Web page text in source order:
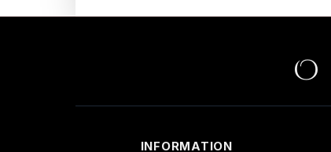
O
INFORMATION